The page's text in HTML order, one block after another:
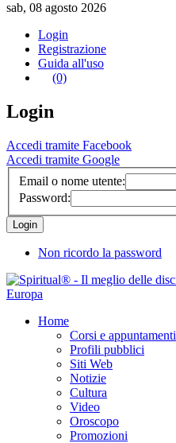
sab, 08 agosto 2026
Login
Registrazione
Guida all'uso
(0)
Login
Accedi tramite Facebook
Accedi tramite Google
Email o nome utente:
Password:
Non ricordo la password
Home
Corsi e appuntamenti
Profili pubblici
Siti Web
Notizie
Cultura
Video
Oroscopo
Promozioni